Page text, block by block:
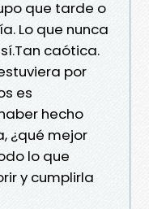
que tarde o
Lo que nunca
caótica.
por
es
hecho
¿qué mejor
lo que
y cumplirla